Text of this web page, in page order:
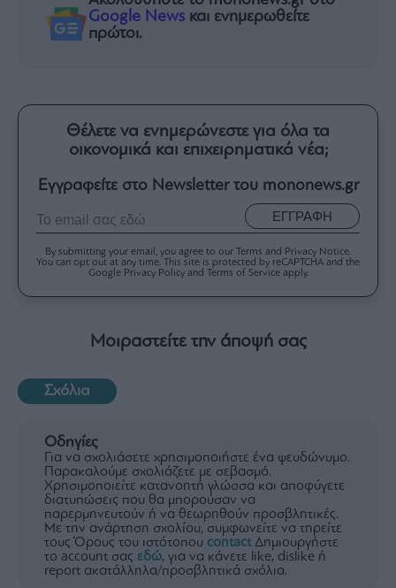
Google News και ενημερωθείτε
πρώτοι.
Θέλετε να ενημερώνεστε για όλα τα
οικονομικά και επιχειρηματικά νέα;
Εγγραφείτε στο Newsletter του mononews.gr
ΕΓΓΡΑΦΗ
By submitting your email, you agree to our Terms and Privacy Notice.
You can opt out at any time. This site is protected by reCAPTCHA and the
Google Privacy Policy and Terms of Service apply.
Μοιραστείτε την άποψή σας
Σχόλια
Οδηγίες
Για να σχολιάσετε χρησιμοποιήστε ένα ψευδώνυμο.
Παρακαλούμε σχολιάζετε με σεβασμό.
Χρησιμοποιείτε κατανοητή γλώσσα και αποφύγετε
διατυπώσεις που θα μπορούσαν να
παρερμηνευτούν ή να θεωρηθούν προσβλητικές.
Με την ανάρτηση σχολίου, συμφωνείτε να τηρείτε
τους Όρους του ιστότοπου contactΔημιουργήστε
το account σας εδώ, για να κάνετε like, dislike ή
report ακατάλληλα/προσβλητικά σχόλια.